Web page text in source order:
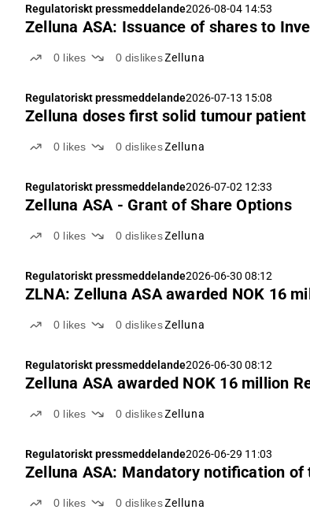
Regulatoriskt pressmeddelande2026-08-04 14:53
Zelluna ASA: Issuance of shares to
0 likes 0 dislikesZelluna
Regulatoriskt pressmeddelande2026-07-13 15:08
Zelluna doses first solid tumour
0 likes 0 dislikesZelluna
Regulatoriskt pressmeddelande2026-07-02 12:33
Zelluna ASA - Grant of Share Options
0 likes 0 dislikesZelluna
Regulatoriskt pressmeddelande2026-06-30 08:12
ZLNA: Zelluna ASA awarded NOK 16
0 likes 0 dislikesZelluna
Regulatoriskt pressmeddelande2026-06-30 08:12
Zelluna ASA awarded NOK 16 million
0 likes 0 dislikesZelluna
Regulatoriskt pressmeddelande2026-06-29 11:03
Zelluna ASA: Mandatory notification
0 likes 0 dislikesZelluna